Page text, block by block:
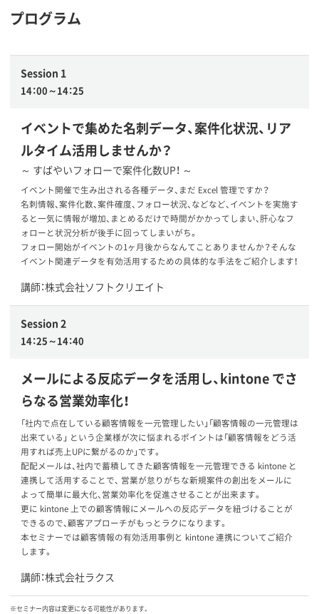
プログラム
Session 1
14：00～14：25
イベントで集めた名刺データ、案件化状況、リア
ルタイム活用しませんか？
～ すばやいフォローで案件化数UP！ ～
イベント開催で生み出される各種データ、まだ Excel 管理ですか？
名刺情報、案件化数、案件確度、フォロー状況、などなど、イベントを実施す
ると一気に情報が増加、まとめるだけで時間がかかってしまい、肝心なフ
ォローと状況分析が後手に回ってしまいがち。
フォロー開始がイベントの1ヶ月後からなんてことありませんか？そんな
イベント関連データを有効活用するための具体的な手法をご紹介します！
講師：株式会社ソフトクリエイト
Session 2
14：25～14：40
メールによる反応データを活用し、kintone でさ
らなる営業効率化！
「社内で点在している顧客情報を一元管理したい」「顧客情報の一元管理は
出来ている」 という企業様が次に悩まれるポイントは「顧客情報をどう活
用すれば売上UPに繋がるのか」です。
配配メールは、社内で蓄積してきた顧客情報を一元管理できる kintone と
連携して活用することで、 営業が怠りがちな新規案件の創出をメールに
よって簡単に最大化、営業効率化を促進させることが出来ます。
更に kintone 上での顧客情報にメールへの反応データを紐づけることが
できるので、顧客アプローチがもっとラクになります。
本セミナーでは顧客情報の有効活用事例と kintone 連携についてご紹介
します。
講師：株式会社ラクス
※セミナー内容は変更になる可能性があります。